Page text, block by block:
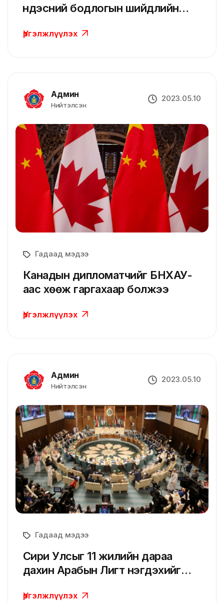
үндэсний бодлогын шийдлийн
Үргэлжлүүлэх
Админ
Нийтэлсэн
2023.05.10
Гадаад мэдээ
Канадын дипломатчийг БНХАУ-
аас хөөж гаргахаар болжээ
Үргэлжлүүлэх
Админ
Нийтэлсэн
2023.05.10
Гадаад мэдээ
Сири Улсыг 11 жилийн дараа
дахин Арабын Лигт нэгдэхийг
зөвшөөрлөө
Үргэлжлүүлэх